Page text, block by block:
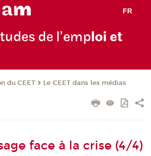
FR
tudes de l’emploi et
du CEET Le CEET dans les médias
face à la crise (4/4)